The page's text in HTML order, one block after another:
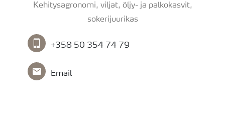
Kehitysagronomi, viljat, öljy- ja palkokasvit,
sokerijuurikas
+358 50 354 74 79
Email